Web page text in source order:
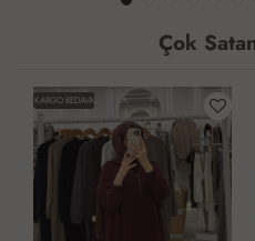
Çok
KARGO BEDAVA